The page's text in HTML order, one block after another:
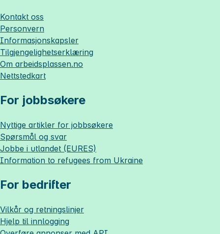
Kontakt oss
Personvern
Informasjonskapsler
Tilgjengelighetserklæring
Om arbeidsplassen.no
Nettstedkart
For jobbsøkere
Nyttige artikler for jobbsøkere
Spørsmål og svar
Jobbe i utlandet (EURES)
Information to refugees from Ukraine
For bedrifter
Vilkår og retningslinjer
Hjelp til innlogging